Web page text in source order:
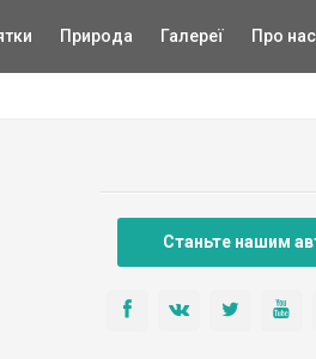
Природа Галереї Про нас
Станьте нашим